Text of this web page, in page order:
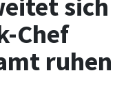
sich
Chef
ruhen